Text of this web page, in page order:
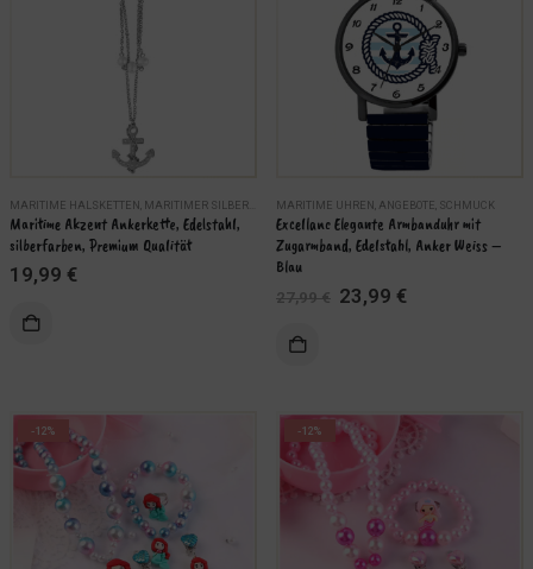
,SCHMUCK
MARITIME HALSKETTEN MARITIMER SILBERSCHMUCK ,SCHMUCK
Maritime Akzent Ankerkette, Edelstahl,
silberfarben, Premium Qualität
19,99 €
MARITIME UHREN ANGEBOTE SCHMUCK
Excellanc Elegante Armbanduhr mit
Zugarmband, Edelstahl, Anker Weiss –
Blau
27,99€ Ursprünglicher
Preis
23,99 €Aktueller
-12% -12%